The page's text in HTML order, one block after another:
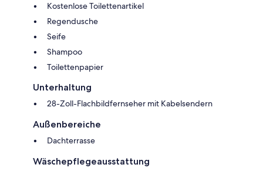
Kostenlose Toilettenartikel
Regendusche
Seife
Shampoo
Toilettenpapier
Unterhaltung
28-Zoll-Flachbildfernseher mit Kabelsendern
Außenbereiche
Dachterrasse
Wäschepflegeausstattung